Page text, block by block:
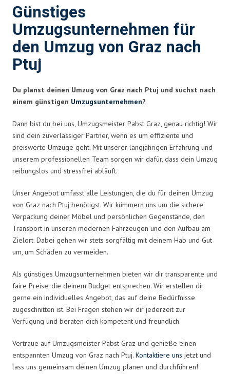
Günstiges
Umzugsunternehmen für
den Umzug von Graz nach
Ptuj
Du planst deinen Umzug von Graz nach Ptuj und suchst nach
einem günstigen Umzugsunternehmen?
Dann bist du bei uns, Umzugsmeister Pabst Graz, genau richtig! Wir
sind dein zuverlässiger Partner, wenn es um effiziente und
preiswerte Umzüge geht. Mit unserer langjährigen Erfahrung und
unserem professionellen Team sorgen wir dafür, dass dein Umzug
reibungslos und stressfrei abläuft.
Unser Angebot umfasst alle Leistungen, die du für deinen Umzug
von Graz nach Ptuj benötigst. Wir kümmern uns um die sichere
Verpackung deiner Möbel und persönlichen Gegenstände, den
Transport in unseren modernen Fahrzeugen und den Aufbau am
Zielort. Dabei gehen wir stets sorgfältig mit deinem Hab und Gut
um, um Schäden zu vermeiden.
Als günstiges Umzugsunternehmen bieten wir dir transparente und
faire Preise, die deinem Budget entsprechen. Wir erstellen dir
gerne ein individuelles Angebot, das auf deine Bedürfnisse
zugeschnitten ist. Bei Fragen stehen wir dir jederzeit zur
Verfügung und beraten dich kompetent und freundlich.
Vertraue auf Umzugsmeister Pabst Graz und genieße einen
entspannten Umzug von Graz nach Ptuj. Kontaktiere uns jetzt und
lass uns gemeinsam deinen Umzug planen und durchführen!